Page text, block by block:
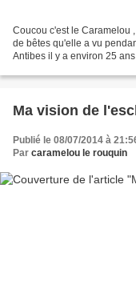
Coucou c'est le Caramelou
de bêtes qu'elle a vu
Antibes il y a environ 25
Ma vision de
Publié le 08/07/2014 à
Par caramelou le rouquin